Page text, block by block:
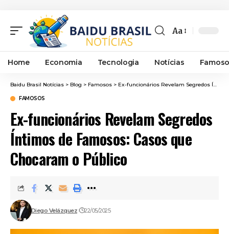
Font
Resizer
Aa
Home Economia Tecnologia Notícias
Baidu Brasil Notícias > Blog > Famosos > Ex-funcionários Revelam Segredos Íntimos de Famosos: Casos que Chocaram o Público
FAMOSOS
Ex-funcionários Revelam Segredos
Íntimos de Famosos: Casos que
Chocaram o Público
Diego Velázquez 22/05/2025